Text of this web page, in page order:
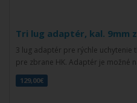
Tri lug adaptér, kal. 9mm
3 lug adaptér pre rýchle uchytenie
pre zbrane HK. Adaptér je možné
129,00€